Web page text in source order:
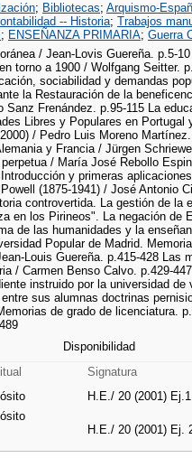
; Bibliotecas; Arquismo-
-- Historia; Trabajos
; ENSEÑANZA PRIMARIA; Guerra
/ Jean-Lovis Guereña. p.5-
torno a 1900 / Wolfgang Seitter.
sociabilidad y demandas
la Restauración de la
Frenández. p.95-115 La
Libres y Populares en
/ Pedro Luis Moreno
y Francia / Jürgen
/ María José Rebollo
y primeras
(1875-1941) / José Antonio
controvertida. La gestión de
en los Pirineos". La negación
de las humanidades y la
Popular de Madrid.
Louis Guereña. p.415-428 Las
/ Carmen Benso Calvo. p.429-
instruido por la universidad
sus alumnas doctrinas
de grado de licenciatura.
Disponibilidad
Signatura
H.E./ 20 (2001) Ej.1
H.E./ 20 (2001) Ej.